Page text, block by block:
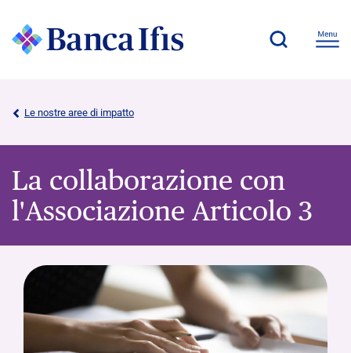
Le nostre aree di impatto
La collaborazione con
l'Associazione Articolo 3